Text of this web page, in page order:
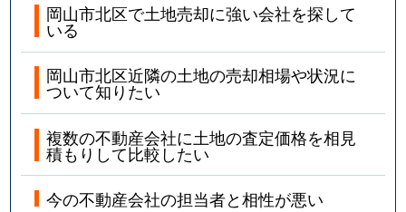
岡山市北区で土地売却に強い会社を探して
いる
岡山市北区近隣の土地の売却相場や状況に
ついて知りたい
複数の不動産会社に土地の査定価格を相見
積もりして比較したい
今の不動産会社の担当者と相性が悪い